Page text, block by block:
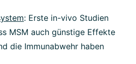
: Erste in-vivo Studien
MSM auch günstige Effekte
die Immunabwehr haben